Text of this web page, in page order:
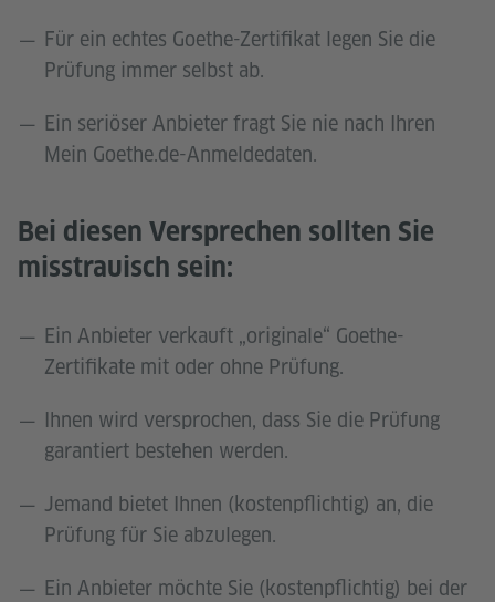
Für ein echtes Goethe-Zertifikat legen Sie die
Prüfung immer selbst ab.
Ein seriöser Anbieter fragt Sie nie nach Ihren
Mein Goethe.de-Anmeldedaten.
Bei diesen Versprechen sollten Sie
misstrauisch sein:
Ein Anbieter verkauft „originale“ Goethe-
Zertifikate mit oder ohne Prüfung.
Ihnen wird versprochen, dass Sie die Prüfung
garantiert bestehen werden.
Jemand bietet Ihnen (kostenpflichtig) an, die
Prüfung für Sie abzulegen.
Ein Anbieter möchte Sie (kostenpflichtig) bei der